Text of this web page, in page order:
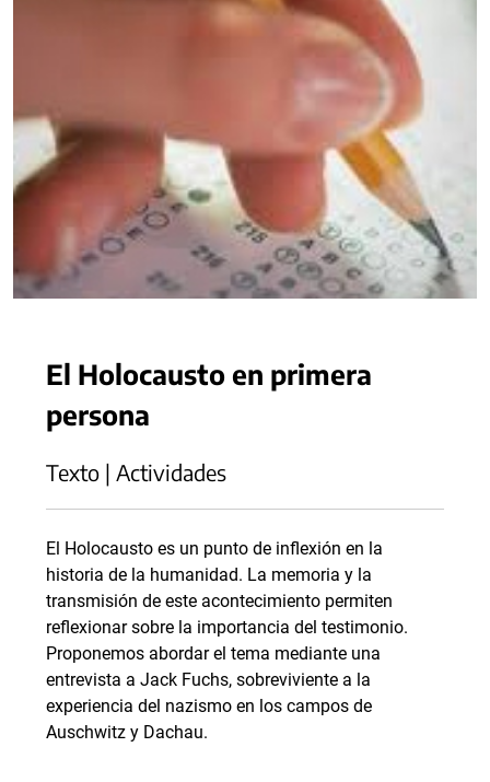
El Holocausto en primera
persona
Texto | Actividades
El Holocausto es un punto de inflexión en la
historia de la humanidad. La memoria y la
transmisión de este acontecimiento permiten
reflexionar sobre la importancia del testimonio.
Proponemos abordar el tema mediante una
entrevista a Jack Fuchs, sobreviviente a la
experiencia del nazismo en los campos de
Auschwitz y Dachau.